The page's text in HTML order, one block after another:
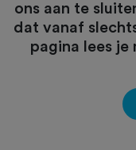
ons aan te
dat vanaf
pagina lees je